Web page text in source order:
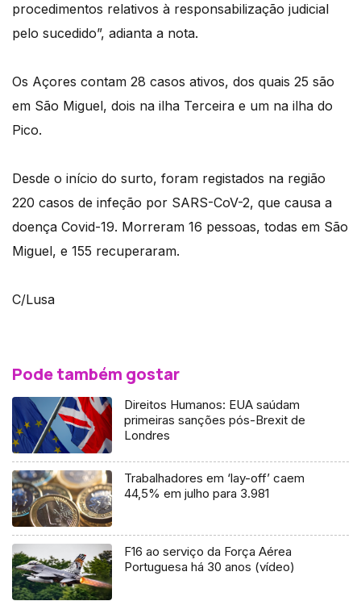
procedimentos relativos à responsabilização judicial
pelo sucedido”, adianta a nota.
Os Açores contam 28 casos ativos, dos quais 25 são
em São Miguel, dois na ilha Terceira e um na ilha do
Pico.
Desde o início do surto, foram registados na região
220 casos de infeção por SARS-CoV-2, que causa a
doença Covid-19. Morreram 16 pessoas, todas em São
Miguel, e 155 recuperaram.
C/Lusa
Pode também gostar
Direitos Humanos: EUA saúdam
primeiras sanções pós-Brexit de
Londres
Trabalhadores em ‘lay-off’ caem
44,5% em julho para 3.981
F16 ao serviço da Força Aérea
Portuguesa há 30 anos (vídeo)